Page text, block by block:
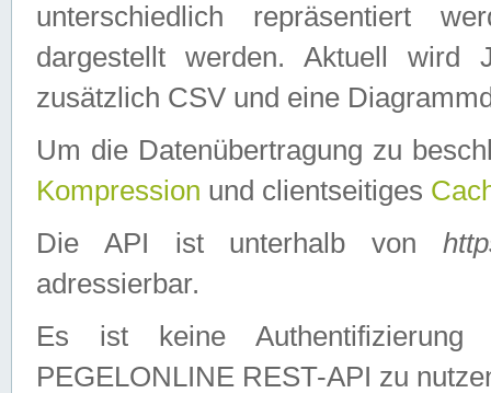
unterschiedlich repräsentiert
dargestellt werden. Aktuell wird
zusätzlich CSV und eine
Um die Datenübertragung zu
Kompression und clientseitiges
Die API ist unterhalb von
adressierbar.
Es ist keine
PEGELONLINE REST-API zu